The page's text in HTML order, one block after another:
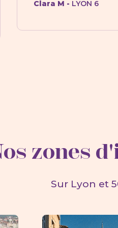
Clara M - LYON 6
zones
Sur Lyon et